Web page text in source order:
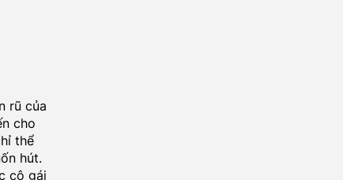
rũ của
cho
thể
hút.
cô gái